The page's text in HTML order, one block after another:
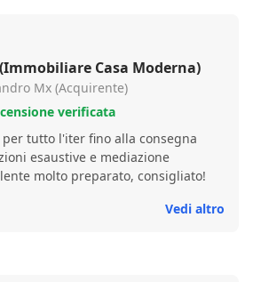
Casa Moderna)
Mx (Acquirente)
verificata
per tutto l'iter fino alla consegna
esaustive e mediazione
molto preparato, consigliato!
Vedi altro